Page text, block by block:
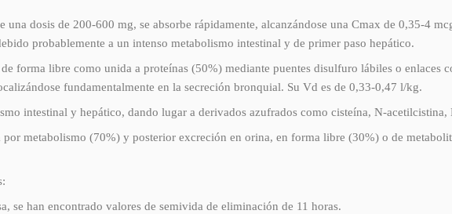
dosis de 200-600 mg, se absorbe rápidamente, alcanzándose una Cmax de 0,35-4
probablemente a un intenso metabolismo intestinal y de primer paso hepático.
forma libre como unida a proteínas (50%) mediante puentes disulfuro lábiles o enlaces
fundamentalmente en la secreción bronquial. Su Vd es de 0,33-0,47 l/kg.
intestinal y hepático, dando lugar a derivados azufrados como cisteína, N-
metabolismo (70%) y posterior excreción en orina, en forma libre (30%) o de
se han encontrado valores de semivida de eliminación de 11 horas.